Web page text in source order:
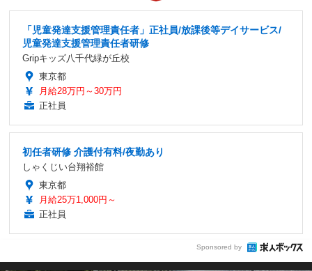
「児童発達支援管理責任者」正社員/放課後等デイサービス/
児童発達支援管理責任者研修
Gripキッズ八千代緑が丘校
東京都
月給28万円～30万円
正社員
初任者研修 介護付有料/夜勤あり
しゃくじい台翔裕館
東京都
月給25万1,000円～
正社員
Sponsored by